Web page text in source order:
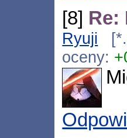
[8] Re:
Ryuji
oceny: